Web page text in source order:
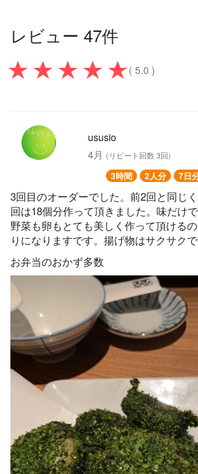
レビュー 47件
( 5.0 )
ususio
4月 (リピート回数 3回)
3時間 2人分 7日
3回目のオーダーでした。前2回と同じ
回は18個分作って頂きました。味だけ
野菜も卵もとても美しく作って頂ける
りになりますです。揚げ物はサクサク
お弁当のおかず多数